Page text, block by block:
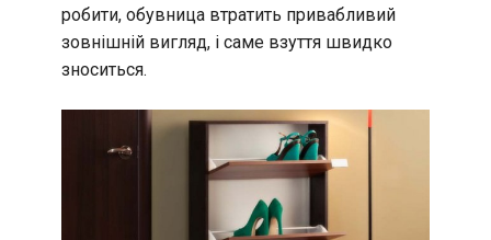
робити, обувница втратить привабливий
зовнішній вигляд, і саме взуття швидко
зноситься.